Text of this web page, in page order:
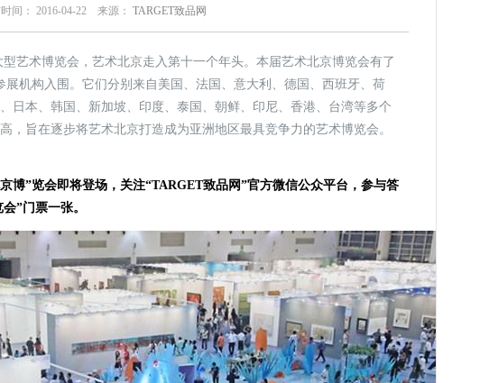
间： 2016-04-22 来源：TARGET致品网
艺术博览会，艺术北京走入第十一个年头。本届艺术北京博览会有了
展机构入围。它们分别来自美国、法国、意大利、德国、西班牙、荷
日本、韩国、新加坡、印度、泰国、朝鲜、印尼、香港、台湾等多个
，旨在逐步将艺术北京打造成为亚洲地区最具竞争力的艺术博览会。
博”览会即将登场，关注“TARGET致品网”官方微信公众平台，参与答
”门票一张。